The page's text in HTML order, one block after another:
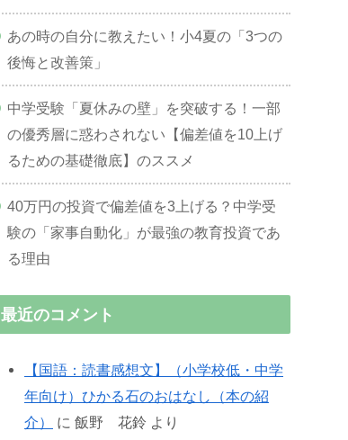
あの時の自分に教えたい！小4夏の「3つの
後悔と改善策」
中学受験「夏休みの壁」を突破する！一部
の優秀層に惑わされない【偏差値を10上げ
るための基礎徹底】のススメ
40万円の投資で偏差値を3上げる？中学受
験の「家事自動化」が最強の教育投資であ
る理由
最近のコメント
【国語：読書感想文】（小学校低・中学
年向け）ひかる石のおはなし（本の紹
介）
に 飯野 花鈴 より